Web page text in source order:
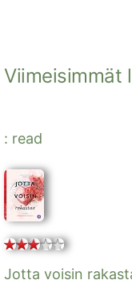
Viimeisimmät
: read
Jotta voisin